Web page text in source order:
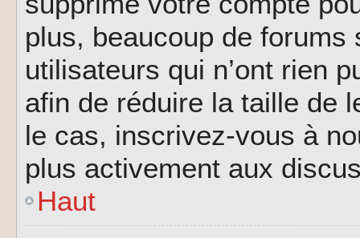
plus, beaucoup de
utilisateurs qui n’ont rien
afin de réduire la taille de
le cas, inscrivez-vous à
plus activement aux
Haut